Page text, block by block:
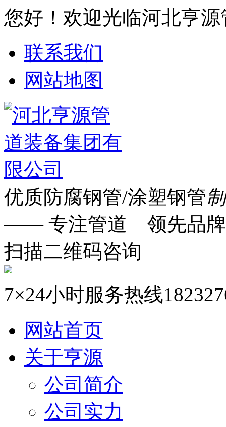
您好！欢迎光临河北亨
联系我们
网站地图
优质防腐钢管/涂塑钢管
—— 专注管道 领先品
扫描二维码咨询
7×24小时服务热线
网站首页
关于亨源
公司简介
公司实力